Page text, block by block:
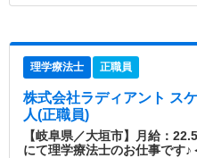
理学療法士 正職員
株式会社ラディアント ス
人(正職員)
【岐阜県／大垣市】月給：
にて理学療法士のお仕事です♪